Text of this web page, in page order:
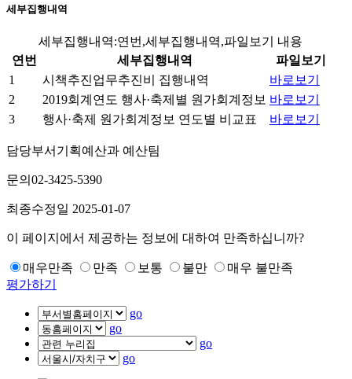
세부집행내역
세부집행내역:연번,세부집행내역,파일보기 내용
연번
세부집행내역
파일보기
1
시책추진업무추진비 집행내역
바로보기
2
2019회계연도 행사·축제별 원가회계정보 바로보기
3
행사·축제 원가회계정보 연도별 비교표 바로보기
담당부서 기획예산과 예산팀
문의 02-3425-5390
최종수정일 2025-01-07
이 페이지에서 제공하는 정보에 대하여 만족하십니까?
매우만족 만족 보통 불만
매우 불만족
평가하기
go
go
go
go